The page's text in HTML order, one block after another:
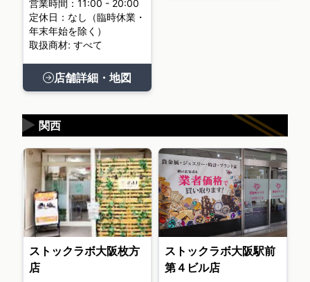
営業時間：11:00 - 20:00
定休日：なし（臨時休業・
年末年始を除く）
取扱商材: すべて
店舗詳細・地図
関西
▶
ストックラボ大阪枚方
店
ストックラボ大阪駅前
第４ビル店